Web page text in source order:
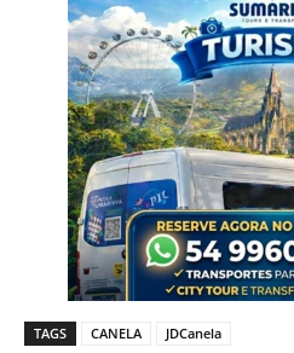
TAGS CANELA JDCanela